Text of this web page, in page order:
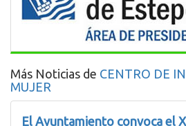
Más Noticias de CENTRO DE
MUJER
El Ayuntamiento convoca el